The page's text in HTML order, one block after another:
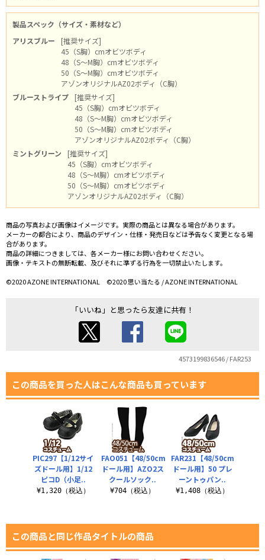
製品スペック（サイズ・素材など）
アリスブルー
[推奨サイズ]
45（S胸）cmオビツボディ
48（S～M胸）cmオビツボディ
50（S～M胸）cmオビツボディ
アゾンオリジナルAZ02ボディ（C胸）
ブルーストライプ
[推奨サイズ]
45（S胸）cmオビツボディ
48（S～M胸）cmオビツボディ
50（S～M胸）cmオビツボディ
アゾンオリジナルAZ02ボディ（C胸）
ミントグリーン
[推奨サイズ]
45（S胸）cmオビツボディ
48（S～M胸）cmオビツボディ
50（S～M胸）cmオビツボディ
アゾンオリジナルAZ02ボディ（C胸）
商品の写真および画像はイメージです。実際の商品とは異なる場合があります。
メーカーの都合により、商品のデザイン・仕様・発売日などは予告なく変更となる場
合があります。
商品の詳細につきましては、各メーカー様にお問い合わせください。
画像・テキストの無断転載、及びそれに準ずる行為を一切禁止いたします。
©2020 AZONE INTERNATIONAL ©2020 思い当たる / AZONE INTERNATIONAL
「いいね」と思ったら友達に共有！
4573199836546 / FAR253
この商品を買った人はこんな商品も買っています
FAO051【48/50cm
ドール用】AZO2ス
クールソック..
¥704（税込）
FAR231【48/50cm
ドール用】50 プレ
ーントゥパン..
¥1,408（税込）
PIC297【1/12サイ
ズドール用】1/12
ピコD（小足..
¥1,320（税込）
この商品と同じ作品タイトルの商品